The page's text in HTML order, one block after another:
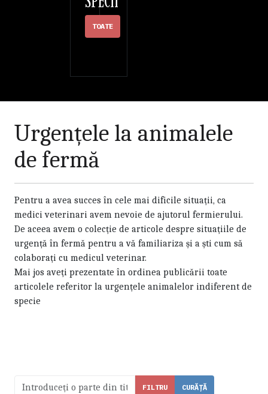
TOATE
Urgențele la animalele
de fermă
Pentru a avea succes în cele mai dificile situații, ca
medici veterinari avem nevoie de ajutorul fermierului.
De aceea avem o colecție de articole despre situațiile de
urgență în fermă pentru a vă familiariza și a ști cum să
colaborați cu medicul veterinar.
Mai jos aveți prezentate în ordinea publicării toate
articolele referitor la urgențele animalelor indiferent de
specie
Introduceți o parte din titlu. FILTRU CURĂȚĂ